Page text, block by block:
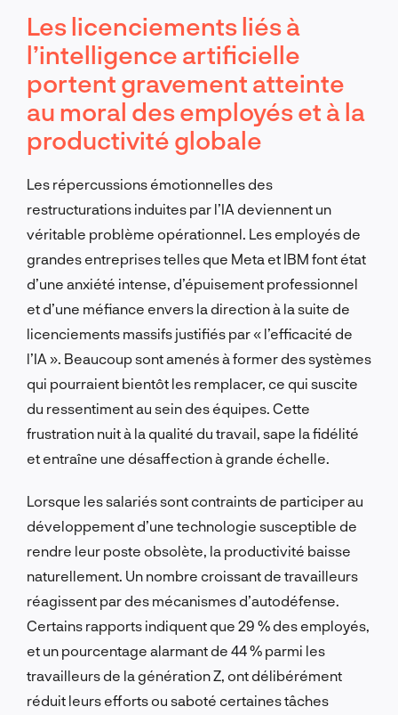
Les licenciements liés à
l’intelligence artificielle
portent gravement atteinte
au moral des employés et à la
productivité globale
Les répercussions émotionnelles des
restructurations induites par l’IA deviennent un
véritable problème opérationnel. Les employés de
grandes entreprises telles que Meta et IBM font état
d’une anxiété intense, d’épuisement professionnel
et d’une méfiance envers la direction à la suite de
licenciements massifs justifiés par « l’efficacité de
l’IA ». Beaucoup sont amenés à former des systèmes
qui pourraient bientôt les remplacer, ce qui suscite
du ressentiment au sein des équipes. Cette
frustration nuit à la qualité du travail, sape la fidélité
et entraîne une désaffection à grande échelle.
Lorsque les salariés sont contraints de participer au
développement d’une technologie susceptible de
rendre leur poste obsolète, la productivité baisse
naturellement. Un nombre croissant de travailleurs
réagissent par des mécanismes d’autodéfense.
Certains rapports indiquent que 29 % des employés,
et un pourcentage alarmant de 44 % parmi les
travailleurs de la génération Z, ont délibérément
réduit leurs efforts ou saboté certaines tâches